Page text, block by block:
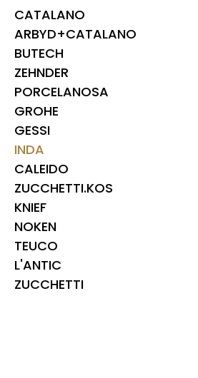
CATALANO
ARBYD+CATALANO
BUTECH
ZEHNDER
PORCELANOSA
GROHE
GESSI
INDA
CALEIDO
ZUCCHETTI.KOS
KNIEF
NOKEN
TEUCO
L'ANTIC
ZUCCHETTI